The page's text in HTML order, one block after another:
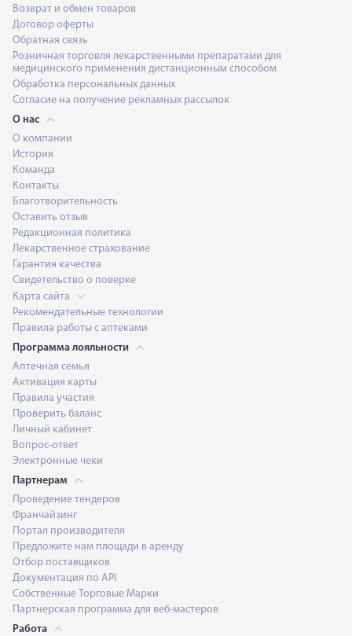
Возврат и обмен товаров
Договор оферты
Обратная связь
Розничная торговля лекарственными препаратами для
медицинского применения дистанционным способом
Обработка персональных данных
Согласие на получение рекламных рассылок
О нас
О компании
История
Команда
Контакты
Благотворительность
Оставить отзыв
Редакционная политика
Лекарственное страхование
Гарантия качества
Свидетельство о поверке
Карта сайта
Рекомендательные технологии
Правила работы с аптеками
Программа лояльности
Аптечная семья
Активация карты
Правила участия
Проверить баланс
Личный кабинет
Вопрос-ответ
Электронные чеки
Партнерам
Проведение тендеров
Франчайзинг
Портал производителя
Предложите нам площади в аренду
Отбор поставщиков
Документация по API
Собственные Торговые Марки
Партнерская программа для веб-мастеров
Работа